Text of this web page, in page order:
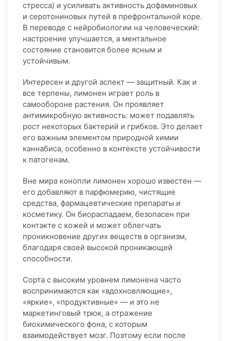
стресса) и усиливать активность дофаминовых
и серотониновых путей в префронтальной коре.
В переводе с нейробиологии на человеческий:
настроение улучшается, а ментальное
состояние становится более ясным и
устойчивым.
Интересен и другой аспект — защитный. Как и
все терпены, лимонен играет роль в
самообороне растения. Он проявляет
антимикробную активность: может подавлять
рост некоторых бактерий и грибков. Это делает
его важным элементом природной химии
каннабиса, особенно в контексте устойчивости
к патогенам.
Вне мира конопли лимонен хорошо известен —
его добавляют в парфюмерию, чистящие
средства, фармацевтические препараты и
косметику. Он биораспадаем, безопасен при
контакте с кожей и может облегчать
проникновение других веществ в организм,
благодаря своей высокой проникающей
способности.
Сорта с высоким уровнем лимонена часто
воспринимаются как «вдохновляющие»,
«яркие», «продуктивные» — и это не
маркетинговый трюк, а отражение
биохимического фона, с которым
взаимодействует мозг. Поэтому если после